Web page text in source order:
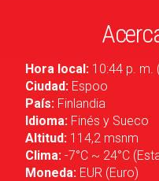
Hora local: 10:44 p. m.
Ciudad: Espoo
País: Finlandia
Idioma: Finés y Sueco
Altitud: 114,2 msnm
Clima: -7°C ~ 24°C
Moneda: EUR (Euro)